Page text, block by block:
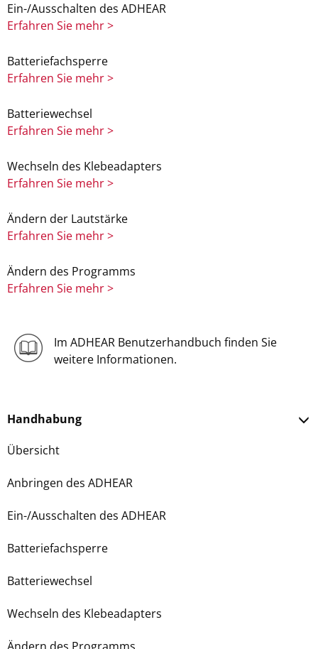
Ein-/Ausschalten des ADHEAR
Erfahren Sie mehr >
Batteriefachsperre
Erfahren Sie mehr >
Batteriewechsel
Erfahren Sie mehr >
Wechseln des Klebeadapters
Erfahren Sie mehr >
Ändern der Lautstärke
Erfahren Sie mehr >
Ändern des Programms
Erfahren Sie mehr >
Im ADHEAR Benutzerhandbuch finden Sie
weitere Informationen.
Handhabung
Übersicht
Anbringen des ADHEAR
Ein-/Ausschalten des ADHEAR
Batteriefachsperre
Batteriewechsel
Wechseln des Klebeadapters